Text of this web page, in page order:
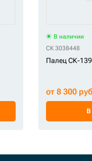
В наличии
СК 3038448
Палец СК-
от 8 300 руб
В